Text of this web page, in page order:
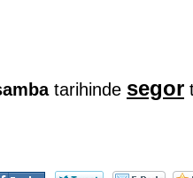
tarihinde segor